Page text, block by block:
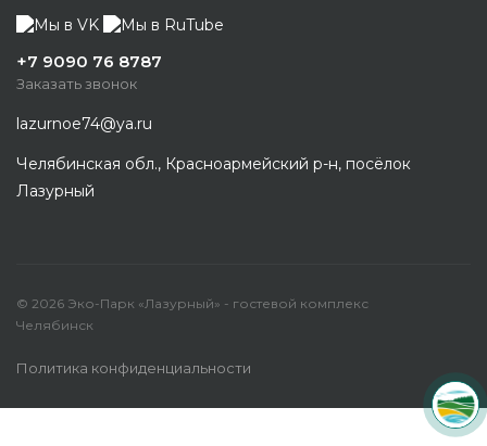
+7 9090 76 8787
Заказать звонок
lazurnoe74@ya.ru
Челябинская обл., Красноармейский р-н, посёлок
Лазурный
© 2026 Эко-Парк «Лазурный» - гостевой комплекс
Челябинск
Политика конфиденциальности